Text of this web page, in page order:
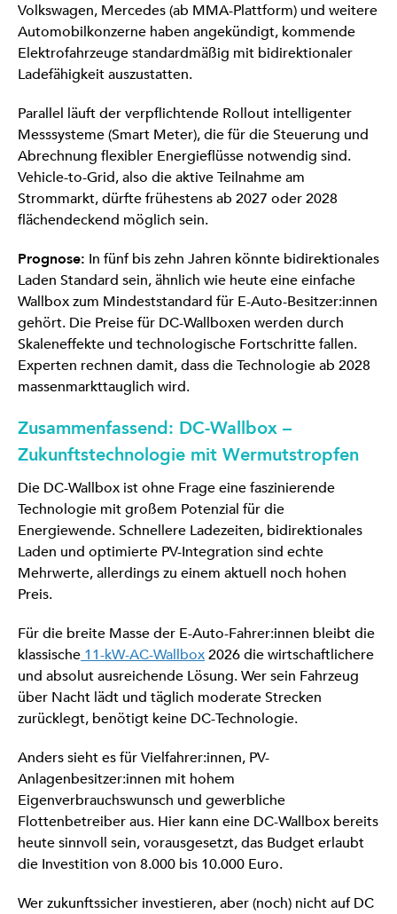
Volkswagen, Mercedes (ab MMA-Plattform) und weitere
Automobilkonzerne haben angekündigt, kommende
Elektrofahrzeuge standardmäßig mit bidirektionaler
Ladefähigkeit auszustatten.
Parallel läuft der verpflichtende Rollout intelligenter
Messsysteme (Smart Meter), die für die Steuerung und
Abrechnung flexibler Energieflüsse notwendig sind.
Vehicle-to-Grid, also die aktive Teilnahme am
Strommarkt, dürfte frühestens ab 2027 oder 2028
flächendeckend möglich sein.
Prognose: In fünf bis zehn Jahren könnte bidirektionales
Laden Standard sein, ähnlich wie heute eine einfache
Wallbox zum Mindeststandard für E-Auto-Besitzer:innen
gehört. Die Preise für DC-Wallboxen werden durch
Skaleneffekte und technologische Fortschritte fallen.
Experten rechnen damit, dass die Technologie ab 2028
massenmarkttauglich wird.
Zusammenfassend: DC-Wallbox –
Zukunftstechnologie mit Wermutstropfen
Die DC-Wallbox ist ohne Frage eine faszinierende
Technologie mit großem Potenzial für die
Energiewende. Schnellere Ladezeiten, bidirektionales
Laden und optimierte PV-Integration sind echte
Mehrwerte, allerdings zu einem aktuell noch hohen
Preis.
Für die breite Masse der E-Auto-Fahrer:innen bleibt die
klassische 11-kW-AC-Wallbox2026 die wirtschaftlichere
und absolut ausreichende Lösung. Wer sein Fahrzeug
über Nacht lädt und täglich moderate Strecken
zurücklegt, benötigt keine DC-Technologie.
Anders sieht es für Vielfahrer:innen, PV-
Anlagenbesitzer:innen mit hohem
Eigenverbrauchswunsch und gewerbliche
Flottenbetreiber aus. Hier kann eine DC-Wallbox bereits
heute sinnvoll sein, vorausgesetzt, das Budget erlaubt
die Investition von 8.000 bis 10.000 Euro.
Wer zukunftssicher investieren, aber (noch) nicht auf DC